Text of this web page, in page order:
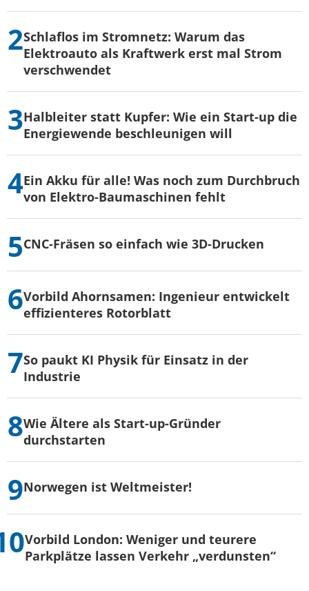
Schlaflos im Stromnetz: Warum das
Elektroauto als Kraftwerk erst mal Strom
verschwendet
Halbleiter statt Kupfer: Wie ein Start-up die
Energiewende beschleunigen will
Ein Akku für alle! Was noch zum Durchbruch
von Elektro-Baumaschinen fehlt
CNC-Fräsen so einfach wie 3D-Drucken
Vorbild Ahornsamen: Ingenieur entwickelt
effizienteres Rotorblatt
So paukt KI Physik für Einsatz in der
Industrie
Wie Ältere als Start-up-Gründer
durchstarten
Norwegen ist Weltmeister!
Vorbild London: Weniger und teurere
Parkplätze lassen Verkehr „verdunsten“